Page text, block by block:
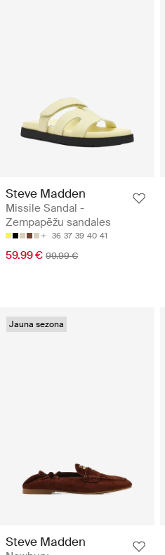
Steve Madden
Missile Sandal -
Zempapēžu sandales
36 37 39 40 41
59.99 € 99.99 €
Jauna sezona
Steve Madden